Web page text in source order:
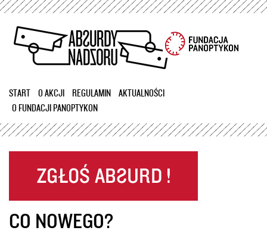
Przejdź
treści
START O AKCJI REGULAMIN
AKTUALNOŚCI
O FUNDACJI PANOPTYKON
CO NOWEGO?